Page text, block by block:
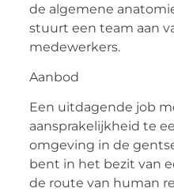
de algemene
stuurt een team aan
medewerkers.
Aanbod
Een uitdagende job
aansprakelijkheid te
omgeving in de
bent in het bezit van
de route van human